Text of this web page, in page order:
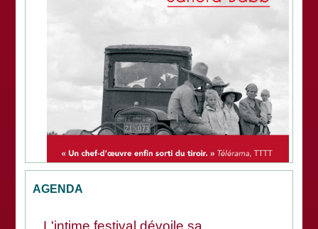
AGENDA
L'intime festival dévoile sa